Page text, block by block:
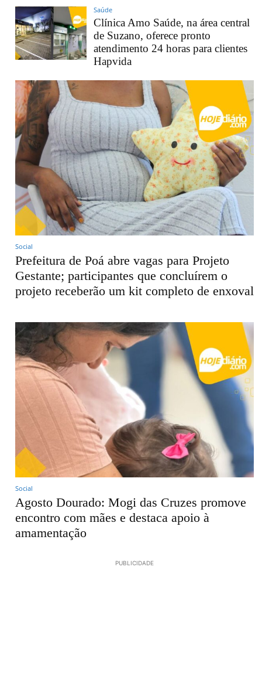
Saúde
Clínica Amo Saúde, na área central
de Suzano, oferece pronto
atendimento 24 horas para clientes
Hapvida
Social
Prefeitura de Poá abre vagas para Projeto
Gestante; participantes que concluírem o
projeto receberão um kit completo de enxoval
Social
Agosto Dourado: Mogi das Cruzes promove
encontro com mães e destaca apoio à
amamentação
PUBLICIDADE